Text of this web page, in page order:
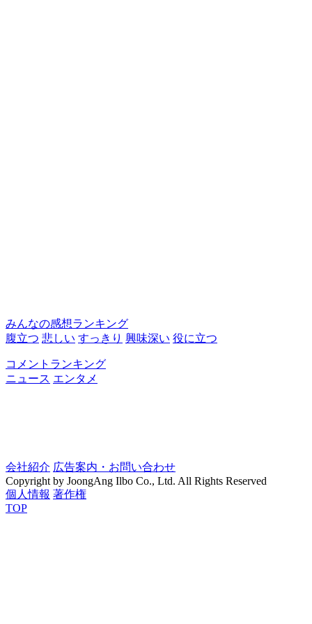
みんなの感想ランキング
腹立つ 悲しい すっきり 興味深い 役に立つ
コメントランキング
ニュース エンタメ
会社紹介 広告案内・お問い合わせ
Copyright by JoongAng Ilbo Co., Ltd. All Rights Reserved
個人情報 著作権
TOP